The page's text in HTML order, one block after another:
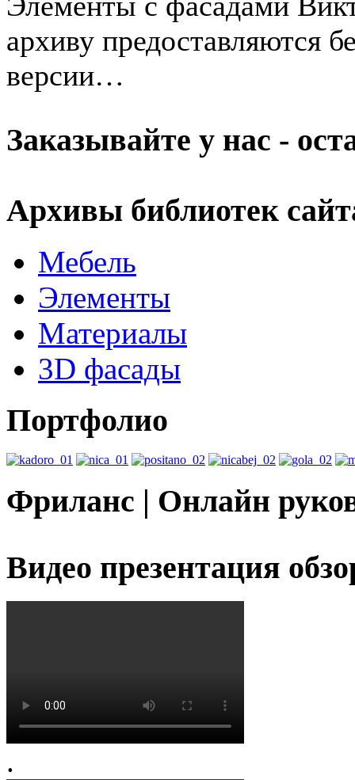
архиву предоставляются
версии…
Заказывайте у нас -
Архивы библиотек
Мебель
Элементы
Материалы
3D фасады
Портфолио
Фриланс | Онлайн
Видео презентация
.